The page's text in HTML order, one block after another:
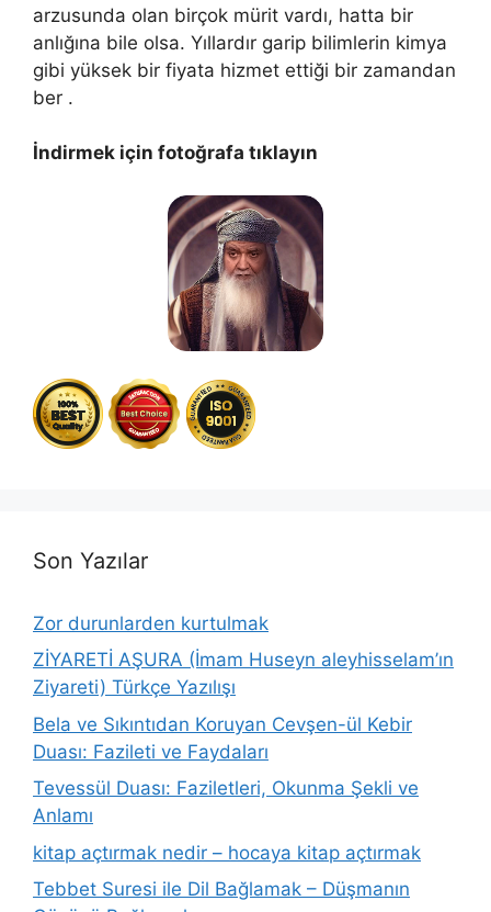
arzusunda olan birçok mürit vardı, hatta bir
anlığına bile olsa. Yıllardır garip bilimlerin kimya
gibi yüksek bir fiyata hizmet ettiği bir zamandan
ber .
İndirmek için fotoğrafa tıklayın
Son Yazılar
Zor durunlarden kurtulmak
ZİYARETİ AŞURA (İmam Huseyn aleyhisselam’ın
Ziyareti) Türkçe Yazılışı
Bela ve Sıkıntıdan Koruyan Cevşen-ül Kebir
Duası: Fazileti ve Faydaları
Tevessül Duası: Faziletleri, Okunma Şekli ve
Anlamı
kitap açtırmak nedir – hocaya kitap açtırmak
Tebbet Suresi ile Dil Bağlamak – Düşmanın